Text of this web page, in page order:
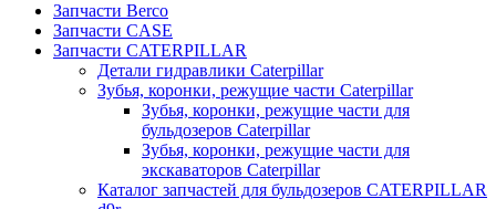
Запчасти Berco
Запчасти CASE
Запчасти CATERPILLAR
Детали гидравлики Caterpillar
Зубья, коронки, режущие части Caterpillar
Зубья, коронки, режущие части для
бульдозеров Caterpillar
Зубья, коронки, режущие части для
экскаваторов Caterpillar
Каталог запчастей для бульдозеров CATERPILLAR